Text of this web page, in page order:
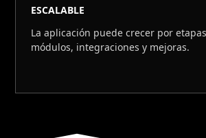
ESCALABLE
La aplicación puede crecer por
módulos, integraciones y mejoras.